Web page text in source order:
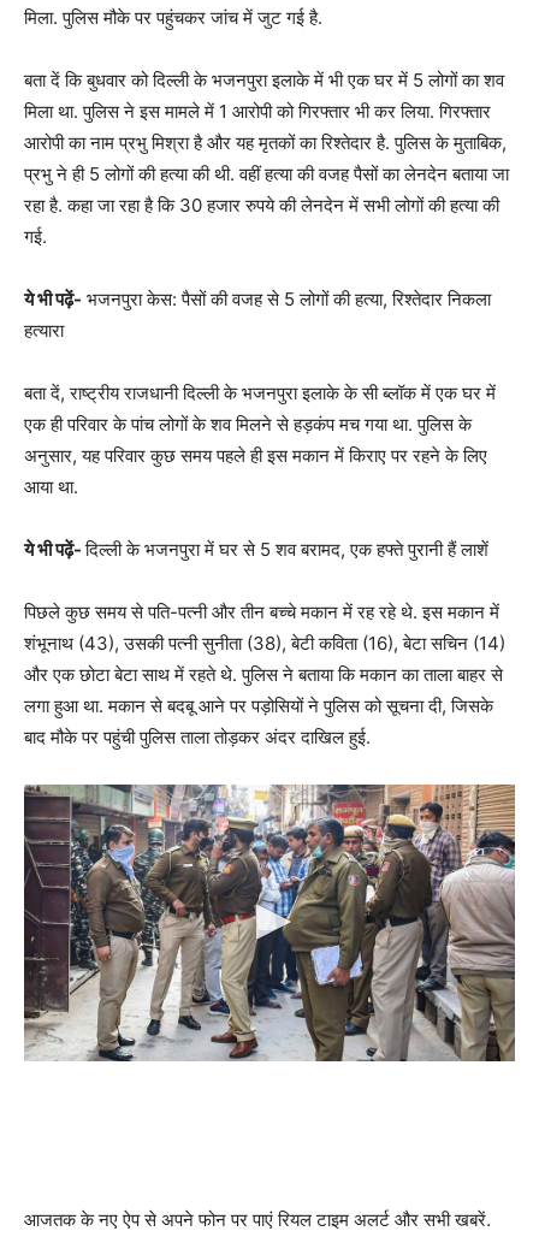
मिला. पुलिस मौके पर पहुंचकर जांच में जुट गई है.
बता दें कि बुधवार को दिल्ली के भजनपुरा इलाके में भी एक घर में 5 लोगों का शव
मिला था. पुलिस ने इस मामले में 1 आरोपी को गिरफ्तार भी कर लिया. गिरफ्तार
आरोपी का नाम प्रभु मिश्रा है और यह मृतकों का रिश्तेदार है. पुलिस के मुताबिक,
प्रभु ने ही 5 लोगों की हत्या की थी. वहीं हत्या की वजह पैसों का लेनदेन बताया जा
रहा है. कहा जा रहा है कि 30 हजार रुपये की लेनदेन में सभी लोगों की हत्या की
गई.
ये भी पढ़ें- भजनपुरा केस: पैसों की वजह से 5 लोगों की हत्या, रिश्तेदार निकला
हत्यारा
बता दें, राष्ट्रीय राजधानी दिल्ली के भजनपुरा इलाके के सी ब्लॉक में एक घर में
एक ही परिवार के पांच लोगों के शव मिलने से हड़कंप मच गया था. पुलिस के
अनुसार, यह परिवार कुछ समय पहले ही इस मकान में किराए पर रहने के लिए
आया था.
ये भी पढ़ें-दिल्ली के भजनपुरा में घर से 5 शव बरामद, एक हफ्ते पुरानी हैं लाशें
पिछले कुछ समय से पति-पत्नी और तीन बच्चे मकान में रह रहे थे. इस मकान में
शंभूनाथ (43), उसकी पत्नी सुनीता (38), बेटी कविता (16), बेटा सचिन (14)
और एक छोटा बेटा साथ में रहते थे. पुलिस ने बताया कि मकान का ताला बाहर से
लगा हुआ था. मकान से बदबू आने पर पड़ोसियों ने पुलिस को सूचना दी, जिसके
बाद मौके पर पहुंची पुलिस ताला तोड़कर अंदर दाखिल हुई.
आजतक के नए ऐप से अपने फोन पर पाएं रियल टाइम अलर्ट और सभी खबरें.